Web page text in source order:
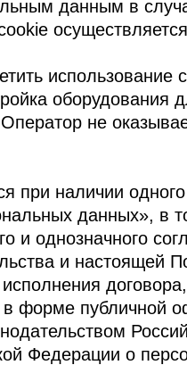
данным в
использование
оборудования
не
при наличии
данных», в
и однозначного
и настоящей
форме публичной
Федерации о